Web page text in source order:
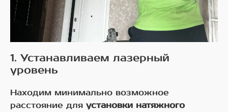
1. Устанавливаем лазерный
уровень
Находим минимально возможное
расстояние для установки натяжного